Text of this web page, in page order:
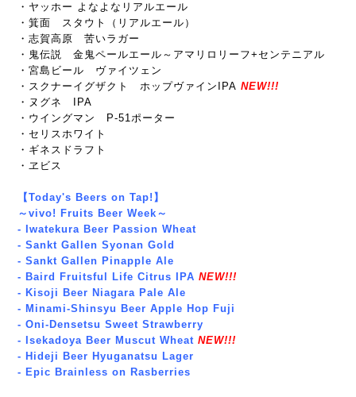
・ヤッホー よなよなリアルエール
・箕面 スタウト（リアルエール）
・志賀高原 苦いラガー
・鬼伝説 金鬼ペールエール～アマリロリーフ+センテニアル
・宮島ビール ヴァイツェン
・スクナーイグザクト ホップヴァインIPA NEW!!!
・ヌグネ IPA
・ウイングマン P-51ポーター
・セリスホワイト
・ギネスドラフト
・ヱビス
【Today's Beers on Tap!】
～vivo! Fruits Beer Week～
- Iwatekura Beer Passion Wheat
- Sankt Gallen Syonan Gold
- Sankt Gallen Pinapple Ale
- Baird Fruitsful Life Citrus IPA NEW!!!
- Kisoji Beer Niagara Pale Ale
- Minami-Shinsyu Beer Apple Hop Fuji
- Oni-Densetsu Sweet Strawberry
- Isekadoya Beer Muscut Wheat NEW!!!
- Hideji Beer Hyuganatsu Lager
- Epic Brainless on Rasberries